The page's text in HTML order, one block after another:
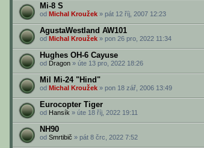
Mi-8 S
od Michal Kroužek » pát 12 říj, 2007 12:23
AgustaWestland AW101
od Michal Kroužek » pon 26 pro, 2022 11:34
Hughes OH-6 Cayuse
od Dragon » úte 13 pro, 2022 18:26
Mil Mi-24 "Hind"
od Michal Kroužek » pon 18 zář, 2006 13:49
Eurocopter Tiger
od Hansík » úte 18 říj, 2022 19:11
NH90
od Smrtibič » pát 8 črc, 2022 7:52